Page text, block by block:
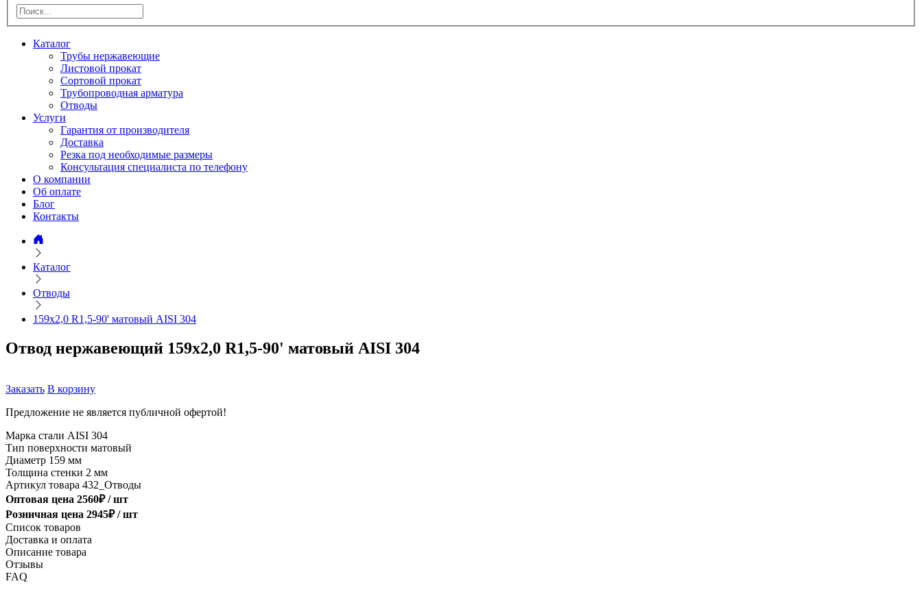
Каталог
Трубы нержавеющие
Листовой прокат
Сортовой прокат
Трубопроводная арматура
Отводы
Услуги
Гарантия от производителя
Доставка
Резка под необходимые размеры
Консультация специалиста по телефону
О компании
Об оплате
Блог
Контакты
Каталог
Отводы
159х2,0 R1,5-90' матовый AISI 304
Отвод нержавеющий 159х2,0 R1,5-90' матовый AISI 304
Заказать В корзину
Предложение не является публичной офертой!
Марка стали AISI 304
Тип поверхности матовый
Диаметр 159 мм
Толщина стенки 2 мм
Артикул товара 432_Отводы
Оптовая цена 2560₽ /шт
Розничная цена 2945₽ /шт
Список товаров
Доставка и оплата
Описание товара
Отзывы
FAQ